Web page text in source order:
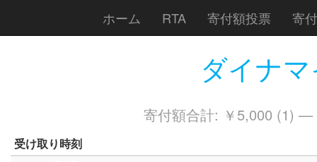
ホーム RTA 寄付額投票 寄
ダイナ
寄付額合計: ￥5,000 (1) —
受け取り時刻